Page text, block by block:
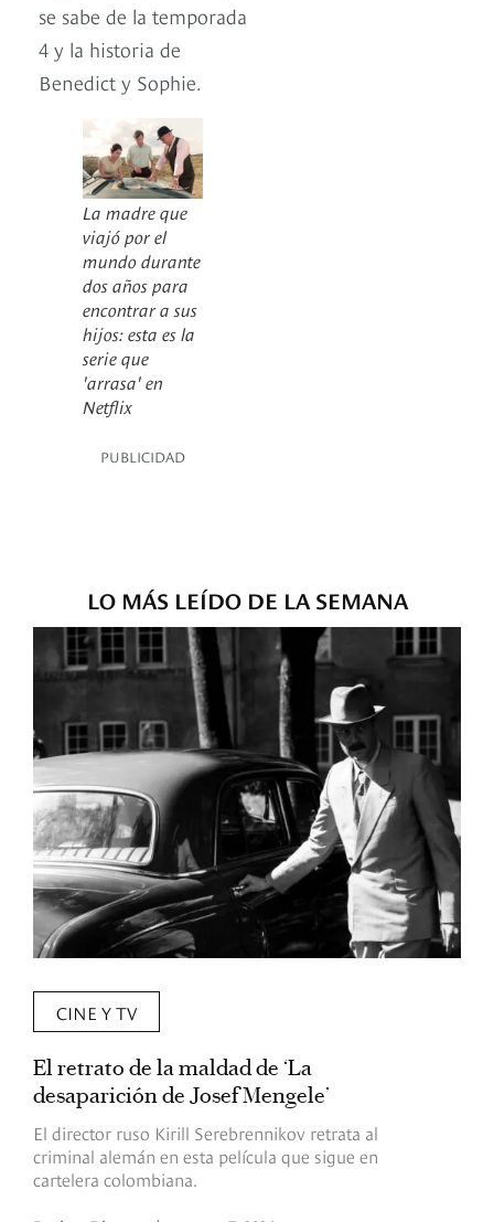
se sabe de la temporada
4 y la historia de
Benedict y Sophie.
La madre que
viajó por el
mundo durante
dos años para
encontrar a sus
hijos: esta es la
serie que
'arrasa' en
Netflix
PUBLICIDAD
LO MÁS LEÍDO DE LA SEMANA
CINE Y TV
El retrato de la maldad de ‘La
desaparición de Josef Mengele’
El director ruso Kirill Serebrennikov retrata al
criminal alemán en esta película que sigue en
cartelera colombiana.